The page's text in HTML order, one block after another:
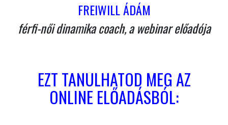
FREIWILL ÁDÁM
férfi-női dinamika coach, a webinar előadója
EZT TANULHATOD MEG AZ
ONLINE ELŐADÁSBÓL: